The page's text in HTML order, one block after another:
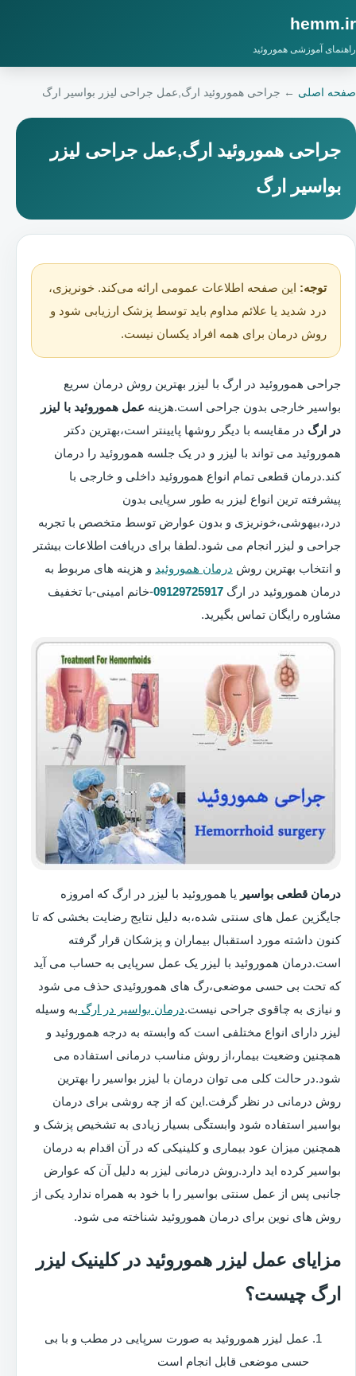
hemm.ir
راهنمای آموزشی هموروئید
صفحه اصلی ← جراحی هموروئید ارگ,عمل جراحی لیزر بواسیر ارگ
جراحی هموروئید ارگ,عمل جراحی لیزر
بواسیر ارگ
توجه: این صفحه اطلاعات عمومی ارائه می‌کند. خونریزی،
درد شدید یا علائم مداوم باید توسط پزشک ارزیابی شود و
روش درمان برای همه افراد یکسان نیست.
جراحی هموروئید در ارگ با لیزر بهترین روش درمان سریع
بواسیر خارجی بدون جراحی است.هزینه عمل هموروئید با لیزر
در ارگ در مقایسه با دیگر روشها پایینتر است،بهترین دکتر
هموروئید می تواند با لیزر و در یک جلسه هموروئید را درمان
کند.درمان قطعی تمام انواع هموروئید داخلی و خارجی با
پیشرفته ترین انواع لیزر به طور سرپایی بدون
درد،بیهوشی،خونریزی و بدون عوارض توسط متخصص با تجربه
جراحی و لیزر انجام می شود.لطفا برای دریافت اطلاعات بیشتر
و انتخاب بهترین روش درمان هموروئید و هزینه های مربوط به
درمان هموروئید در ارگ 09129725917-خانم امینی-با تخفیف
مشاوره رایگان تماس بگیرید.
درمان قطعی بواسیر یا هموروئید با لیزر در ارگ که امروزه
جایگزین عمل های سنتی شده،به دلیل نتایج رضایت بخشی که تا
کنون داشته مورد استقبال بیماران و پزشکان قرار گرفته
است.درمان هموروئید با لیزر یک عمل سرپایی به حساب می آید
که تحت بی حسی موضعی،رگ های هموروئیدی حذف می شود
و نیازی به چاقوی جراحی نیست.درمان بواسیر در ارگ به وسیله
لیزر دارای انواع مختلفی است که وابسته به درجه هموروئید و
همچنین وضعیت بیمار،از روش مناسب درمانی استفاده می
شود.در حالت کلی می توان درمان با لیزر بواسیر را بهترین
روش درمانی در نظر گرفت.این که از چه روشی برای درمان
بواسیر استفاده شود وابستگی بسیار زیادی به تشخیص پزشک و
همچنین میزان عود بیماری و کلینیکی که در آن اقدام به درمان
بواسیر کرده اید دارد.روش درمانی لیزر به دلیل آن که عوارض
جانبی پس از عمل سنتی بواسیر را با خود به همراه ندارد یکی از
روش های نوین برای درمان هموروئید شناخته می شود.
مزایای عمل لیزر هموروئید در کلینیک لیزر
ارگ چیست؟
عمل لیزر هموروئید به صورت سرپایی در مطب و با بی
حسی موضعی قابل انجام است